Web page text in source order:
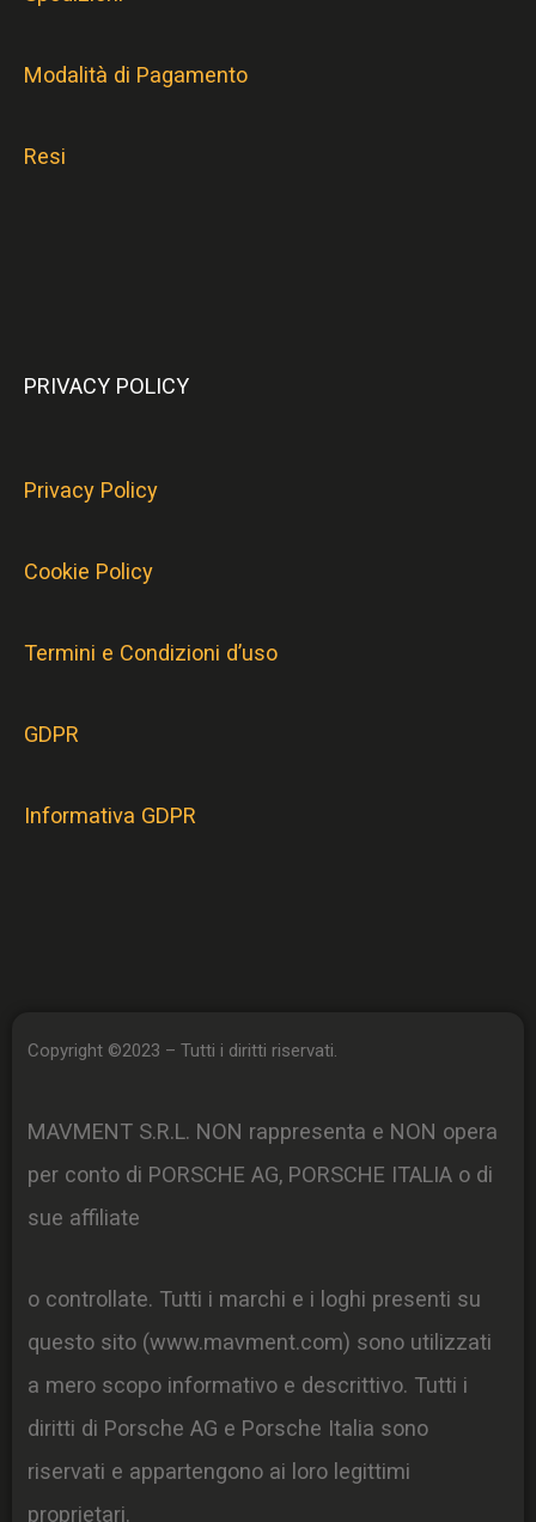
Modalità di Pagamento
Resi
PRIVACY POLICY
Privacy Policy
Cookie Policy
Termini e Condizioni d’uso
GDPR
Informativa GDPR
Copyright ©2023 – Tutti i diritti riservati.
MAVMENT S.R.L. NON rappresenta e NON opera
per conto di PORSCHE AG, PORSCHE ITALIA o di
sue affiliate
o controllate. Tutti i marchi e i loghi presenti su
questo sito (www.mavment.com) sono utilizzati
a mero scopo informativo e descrittivo. Tutti i
diritti di Porsche AG e Porsche Italia sono
riservati e appartengono ai loro legittimi
proprietari.